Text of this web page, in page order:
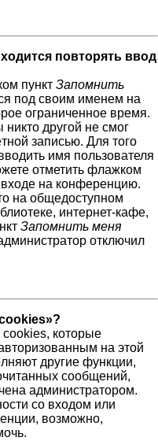
повторять ввод
пункт Запомнить
под своим именем на
ограниченное время.
никто другой не смог
записью. Для того
имя пользователя
отметить флажком
на конференцию.
на общедоступном
интернет-кафе,
Запомнить меня
администратор отключил
которые
на этой
другие функции,
сообщений,
администратором.
со входом или
возможно,